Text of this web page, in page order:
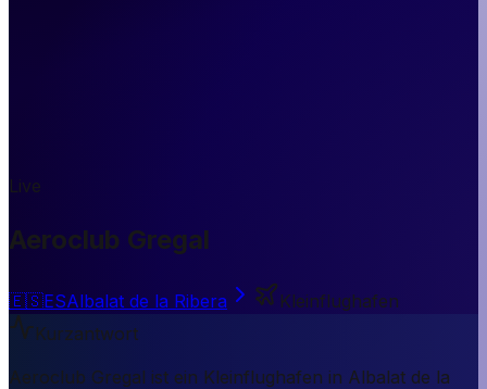
Live
Aeroclub Gregal
🇪🇸ESAlbalat de la Ribera
Kleinflughafen
Kurzantwort
Aeroclub Gregal ist ein Kleinflughafen in Albalat de la